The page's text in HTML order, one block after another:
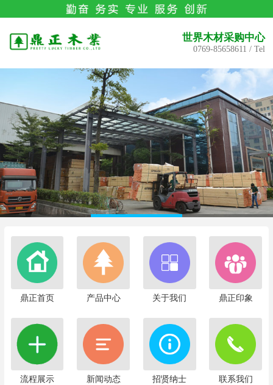
世界木材采购中心
0769-85658611 / Tel
鼎正首页 产品中心 关于我们 鼎正印象
流程展示 新闻动态 招贤纳士 联系我们